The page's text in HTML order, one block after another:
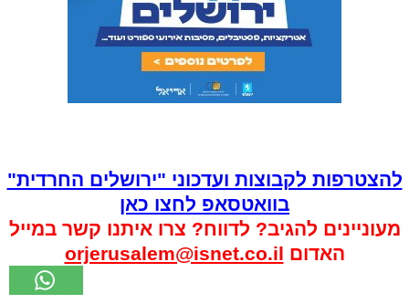
להצטרפות לקבוצות ועדכוני "ירושלים החרדית"
בוואטסאפ לחצו כאן
מעוניינים להגיב? לדווח? צרו איתנו קשר במייל
האדום orjerusalem@isnet.co.il